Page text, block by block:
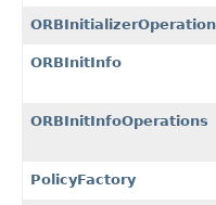
ORBInitInfo
ORBInitInfoOperations
PolicyFactory